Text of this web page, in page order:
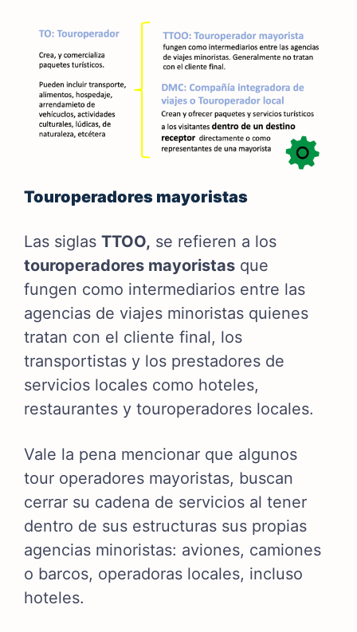
Touroperadores mayoristas
Las siglas TTOO, se refieren a los
touroperadores mayoristas que
fungen como intermediarios entre las
agencias de viajes minoristas quienes
tratan con el cliente final, los
transportistas y los prestadores de
servicios locales como hoteles,
restaurantes y touroperadores locales.
Vale la pena mencionar que algunos
tour operadores mayoristas, buscan
cerrar su cadena de servicios al tener
dentro de sus estructuras sus propias
agencias minoristas: aviones, camiones
o barcos, operadoras locales, incluso
hoteles.